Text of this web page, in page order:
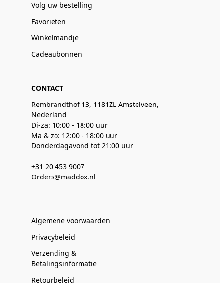
Volg uw bestelling
Favorieten
Winkelmandje
Cadeaubonnen
CONTACT
Rembrandthof 13, 1181ZL Amstelveen,
Nederland
Di-za: 10:00 - 18:00 uur
Ma & zo: 12:00 - 18:00 uur
Donderdagavond tot 21:00 uur
+31 20 453 9007
Orders@maddox.nl
Algemene voorwaarden
Privacybeleid
Verzending &
Betalingsinformatie
Retourbeleid